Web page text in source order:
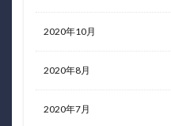
2020年10月
2020年8月
2020年7月